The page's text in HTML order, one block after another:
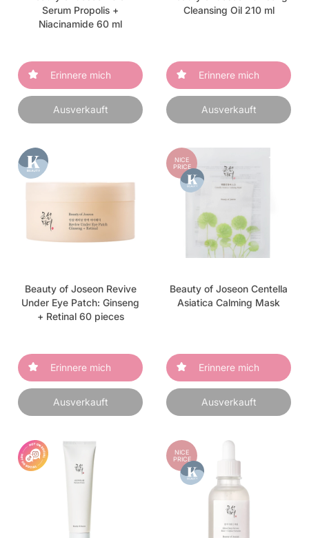
Serum Propolis +
Niacinamide 60 ml
Erinnere mich
Ausverkauft
Cleansing Oil 210 ml
Erinnere mich
Ausverkauft
Beauty of Joseon Revive
Under Eye Patch: Ginseng
+ Retinal 60 pieces
Erinnere mich
Ausverkauft
NICE
PRICE
Beauty of Joseon Centella
Asiatica Calming Mask
Erinnere mich
Ausverkauft
NICE
PRICE